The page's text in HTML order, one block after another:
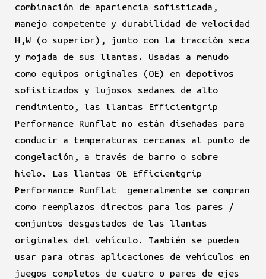
$1.346.900.$987.900.
combinación de apariencia sofisticada,
manejo competente y durabilidad de velocidad
H,W (o superior), junto con la tracción seca
y mojada de sus llantas. Usadas ​​a menudo
como equipos originales (OE) en depotivos
sofisticados y lujosos sedanes de alto
rendimiento, las llantas Efficientgrip
Performance Runflat no están diseñadas para
conducir a temperaturas cercanas al punto de
congelación, a través de barro o sobre
hielo. Las llantas OE Efficientgrip
Performance Runflat generalmente se compran
como reemplazos directos para los pares /
conjuntos desgastados de las llantas
originales del vehículo. También se pueden
usar para otras aplicaciones de vehículos en
juegos completos de cuatro o pares de ejes